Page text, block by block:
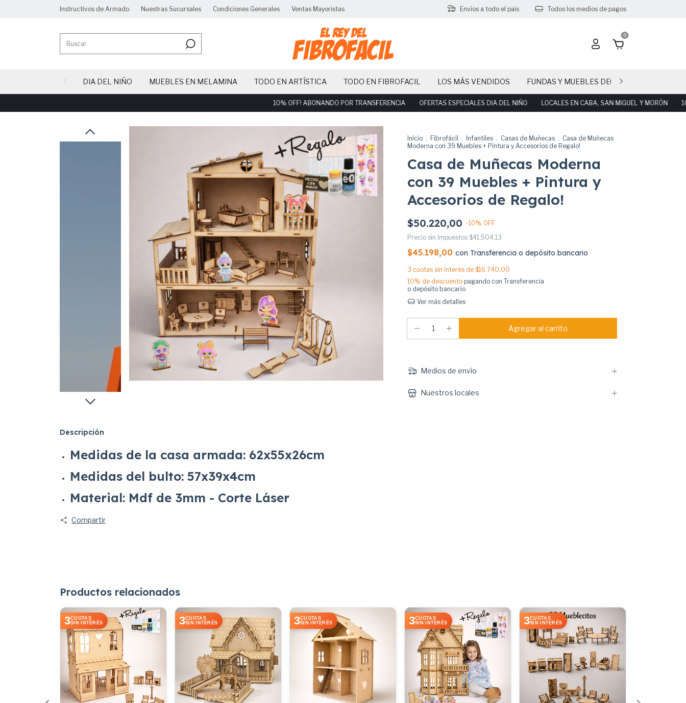
Instructivos de Armado Nuestras Sucursales Condiciones Generales Ventas Mayoristas Envíos a todo el país Todos los medios de pagos
0
DIA DEL NIÑO MUEBLES EN MELAMINA TODO EN ARTÍSTICA TODO EN FIBROFACIL LOS MÁS VENDIDOS FUNDAS Y MUEBLES DECO PARTY
10% OFF! ABONANDO POR TRANSFERENCIA OFERTAS ESPECIALES DIA DEL NIÑO LOCALES EN CABA, SAN MIGUEL Y MORÓN 10%
Inicio . Fibrofácil . Infantiles . Casas de Muñecas . Casa de Muñecas
Moderna con 39 Muebles + Pintura y Accesorios de Regalo!
Casa de Muñecas Moderna
con 39 Muebles + Pintura y
Accesorios de Regalo!
$50.220,00 -10% OFF
Precio sin impuestos $41.504,13
$45.198,00 con Transferencia o depósito bancario
3 cuotas sin interés de $16.740,00
10% de descuento pagando con Transferencia
o depósito bancario
Ver más detalles
Medios de envío
Nuestros locales
Descripción
Medidas de la casa armada: 62x55x26cm
Medidas del bulto: 57x39x4cm
Material: Mdf de 3mm - Corte Láser
Compartir
Productos relacionados
3CUOTAS
SIN INTERÉS
3CUOTAS
SIN INTERÉS
3CUOTAS
SIN INTERÉS
3CUOTAS
SIN INTERÉS
3CUOTAS
SIN INTERÉS